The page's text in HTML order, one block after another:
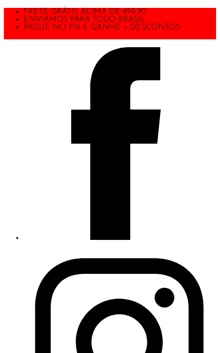
FRETE GRÁTIS ACIMA DE 499,90
ENVIAMOS PARA TODO BRASIL
PAGUE NO PIX E GANHE + DESCONTOS